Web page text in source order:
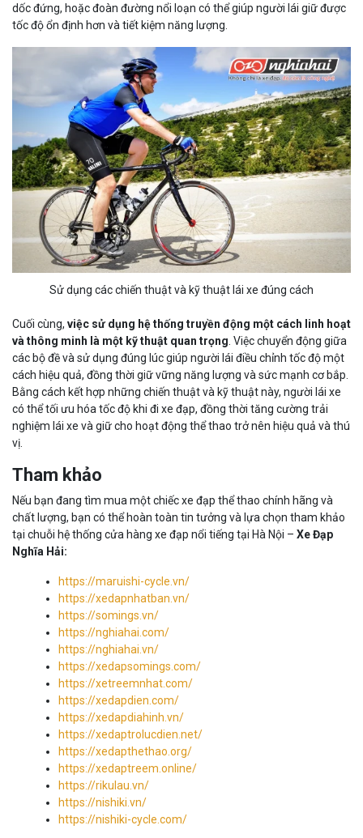
dốc đứng, hoặc đoàn đường nổi loạn có thể giúp người lái giữ được
tốc độ ổn định hơn và tiết kiệm năng lượng.
Sử dụng các chiến thuật và kỹ thuật lái xe đúng cách
Cuối cùng, việc sử dụng hệ thống truyền động một cách linh hoạt
và thông minh là một kỹ thuật quan trọng . Việc chuyển động giữa
các bộ đề và sử dụng đúng lúc giúp người lái điều chỉnh tốc độ một
cách hiệu quả, đồng thời giữ vững năng lượng và sức mạnh cơ bắp.
Bằng cách kết hợp những chiến thuật và kỹ thuật này, người lái xe
có thể tối ưu hóa tốc độ khi đi xe đạp, đồng thời tăng cường trải
nghiệm lái xe và giữ cho hoạt động thể thao trở nên hiệu quả và thú
vị.
Tham khảo
Nếu bạn đang tìm mua một chiếc xe đạp thể thao chính hãng và
chất lượng, bạn có thể hoàn toàn tin tưởng và lựa chọn tham khảo
tại chuỗi hệ thống cửa hàng xe đạp nổi tiếng tại Hà Nội – Xe Đạp
Nghĩa Hải:
https://maruishi-cycle.vn/
https://xedapnhatban.vn/
https://somings.vn/
https://nghiahai.com/
https://nghiahai.vn/
https://xedapsomings.com/
https://xetreemnhat.com/
https://xedapdien.com/
https://xedapdiahinh.vn/
https://xedaptrolucdien.net/
https://xedapthethao.org/
https://xedaptreem.online/
https://rikulau.vn/
https://nishiki.vn/
https://nishiki-cycle.com/